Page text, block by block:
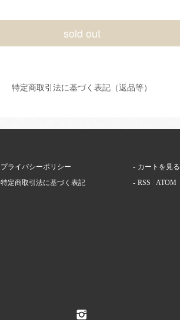
sold out
特定商取引法に基づく表記（返品等）
プライバシーポリシー
特定商取引法に基づく表記
カートを見る
RSS /ATOM